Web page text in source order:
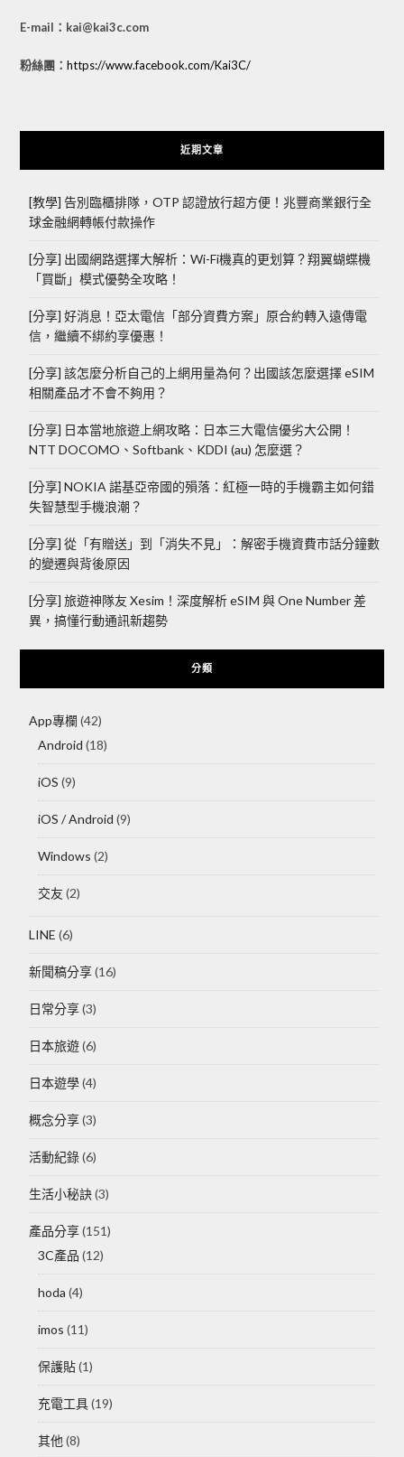
E-mail：kai@kai3c.com
粉絲團： https://www.facebook.com/Kai3C/
近期文章
[教學] 告別臨櫃排隊，OTP 認證放行超方便！兆豐商業銀行全
球金融網轉帳付款操作
[分享] 出國網路選擇大解析：Wi-Fi機真的更划算？翔翼蝴蝶機
「買斷」模式優勢全攻略！
[分享] 好消息！亞太電信「部分資費方案」原合約轉入遠傳電
信，繼續不綁約享優惠！
[分享] 該怎麼分析自己的上網用量為何？出國該怎麼選擇 eSIM
相關產品才不會不夠用？
[分享] 日本當地旅遊上網攻略：日本三大電信優劣大公開！
NTT DOCOMO、Softbank、KDDI (au) 怎麼選？
[分享] NOKIA 諾基亞帝國的殞落：紅極一時的手機霸主如何錯
失智慧型手機浪潮？
[分享] 從「有贈送」到「消失不見」：解密手機資費市話分鐘數
的變遷與背後原因
[分享] 旅遊神隊友 Xesim！深度解析 eSIM 與 One Number 差
異，搞懂行動通訊新趨勢
分類
App專欄 (42)
Android (18)
iOS (9)
iOS / Android (9)
Windows (2)
交友 (2)
LINE (6)
新聞稿分享(16)
日常分享(3)
日本旅遊(6)
日本遊學(4)
概念分享(3)
活動紀錄(6)
生活小秘訣(3)
產品分享(151)
3C產品 (12)
hoda (4)
imos (11)
保護貼(1)
充電工具(19)
其他 (8)